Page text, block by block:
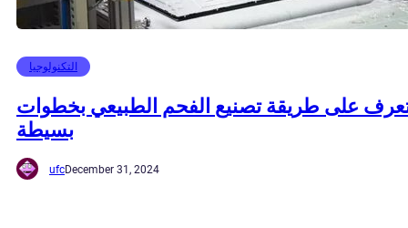
التكنولوجيا
على طريقة تصنيع الفحم الطبيعي بخطوات
بسيطة
ufcDecember 31, 2024